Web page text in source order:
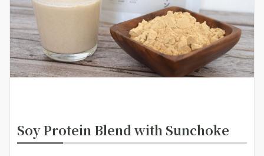
Soy Protein Blend with Sunchoke